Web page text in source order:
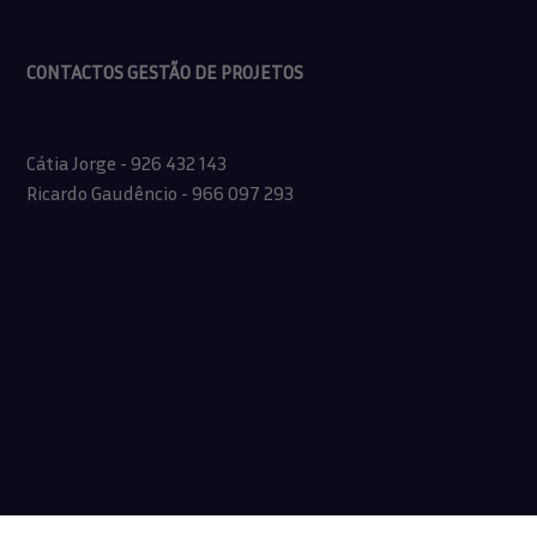
CONTACTOS GESTÃO DE PROJETOS
Cátia Jorge - 926 432 143
Ricardo Gaudêncio - 966 097 293